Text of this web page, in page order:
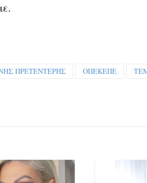
ΠΡΕΤΕΝΤΕΡΗΣ ΟΠΕΚΕΠΕ